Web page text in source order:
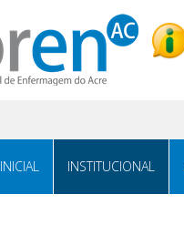
INSTITUCIONAL